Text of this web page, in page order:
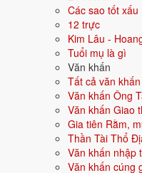
Các sao tốt xấu
12 trực
Kim Lâu -
Tuổi mụ là gì
Văn khấn
Tất cả văn khấn
Văn khấn Ông
Văn khấn Giao
Gia tiên Rằm,
Thần Tài Thổ
Văn khấn nhập
Văn khấn cúng
Hướng hợp
Hành tương sinh Hỏa
Hành tương khắc
Mộc
Tuổi năm 2026 -1
Ý nghĩa nạp âm Đại